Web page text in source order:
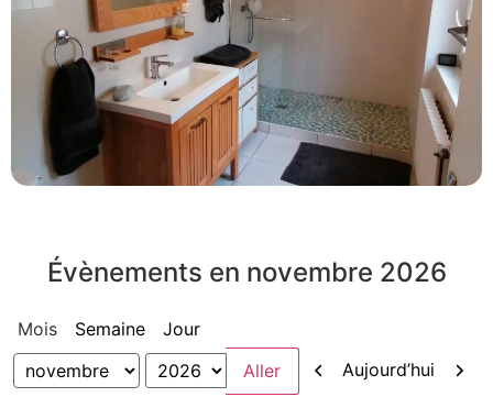
Évènements en novembre 2026
Mois Semaine Jour
Mois
Année
Précédent
Aujourd’hui